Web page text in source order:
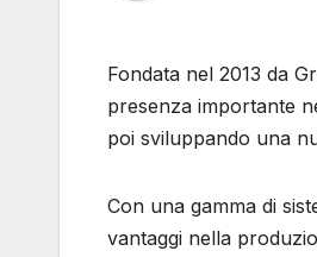
Fondata nel 2013 da
presenza importante
poi sviluppando una
Con una gamma di
vantaggi nella